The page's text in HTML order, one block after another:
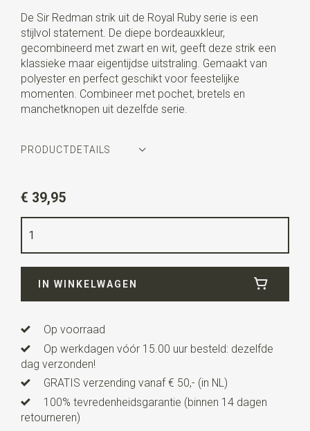
De Sir Redman strik uit de Royal Ruby serie is een
stijlvol statement. De diepe bordeauxkleur,
gecombineerd met zwart en wit, geeft deze strik een
klassieke maar eigentijdse uitstraling. Gemaakt van
polyester en perfect geschikt voor feestelijke
momenten. Combineer met pochet, bretels en
manchetknopen uit dezelfde serie.
PRODUCTDETAILS
bordeaux / zwart / wit
Kwaliteit
Lengte12 cm
verstelbaar bandje.
€ 39,95
IN WINKELWAGEN
Op voorraad
Op werkdagen vóór 15.00 uur besteld: dezelfde
dag verzonden!
GRATIS verzending vanaf € 50,- (in NL)
100% tevredenheidsgarantie (binnen 14 dagen
retourneren)